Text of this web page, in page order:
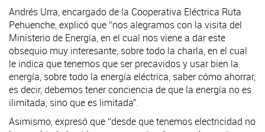
Andrés Urra, encargado de la Cooperativa Eléctrica Ruta
Pehuenche, explicó que “nos alegramos con la visita del
Ministerio de Energía, en el cual nos viene a dar este
obsequio muy interesante, sobre todo la charla, en el cual
le indica que tenemos que ser precavidos y usar bien la
energía, sobre todo la energía eléctrica, saber cómo ahorrar,
es decir, debemos tener conciencia de que la energía no es
ilimitada, sino que es limitada”.
Asimismo, expresó que “desde que tenemos electricidad no